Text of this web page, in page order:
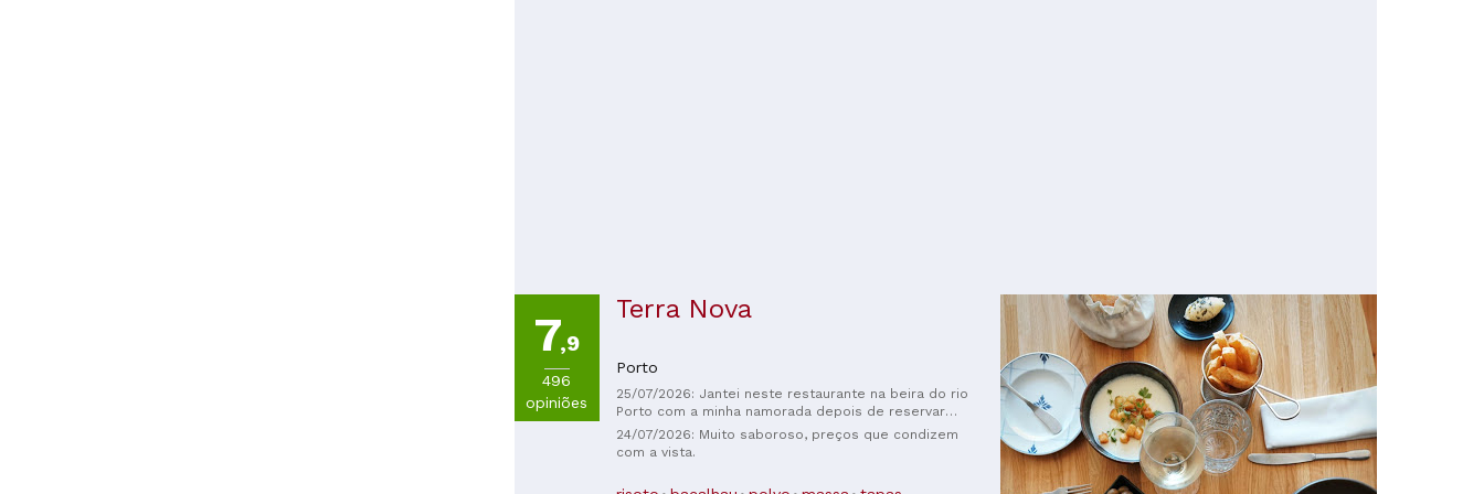
7,9
496
opiniões
Terra Nova
Porto
25/07/2026: Jantei neste restaurante na beira do rio
Porto com a minha namorada depois de reservar
pelo site, devido à grande procura. O lugar é muito
agradável e acolhedor, assim como a senhora que
24/07/2026: Muito saboroso, preços que condizem
com a vista.